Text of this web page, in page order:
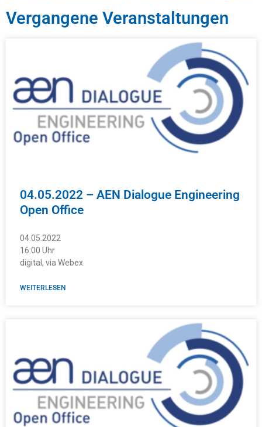
Vergangene Veranstaltungen
04.05.2022 – AEN Dialogue Engineering
Open Office
04.05.2022
16:00 Uhr
digital, via Webex
WEITERLESEN